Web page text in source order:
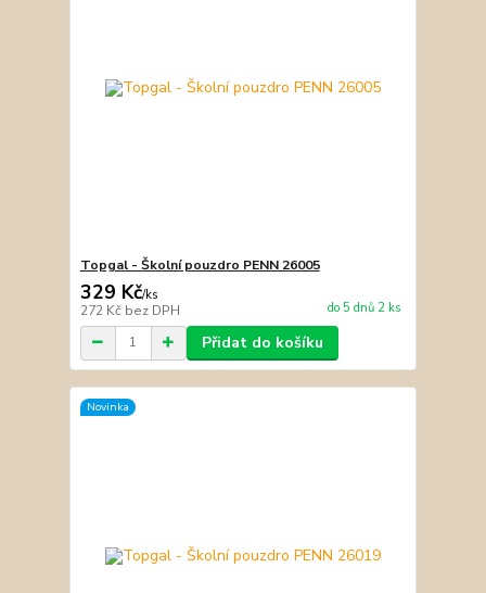
Topgal - Školní pouzdro PENN 26005
329 Kč/ks
272 Kč bez DPH do 5 dnů 2 ks
Přidat do košíku
Novinka